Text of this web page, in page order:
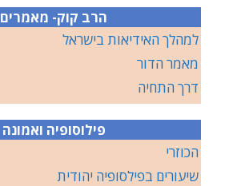
הרב קוק- מאמרים
למהלך האידיאות בישראל
מאמר הדור
דרך התחיה
פילוסופיה ואמונה
הכוזרי
שיעורים בפילסופיה יהודית